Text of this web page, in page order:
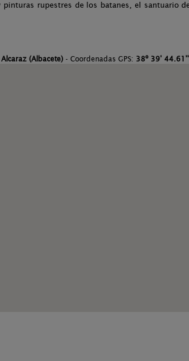
rupestres de los batanes, el santuario
(Albacete)- Coordenadas GPS: 38º 39'